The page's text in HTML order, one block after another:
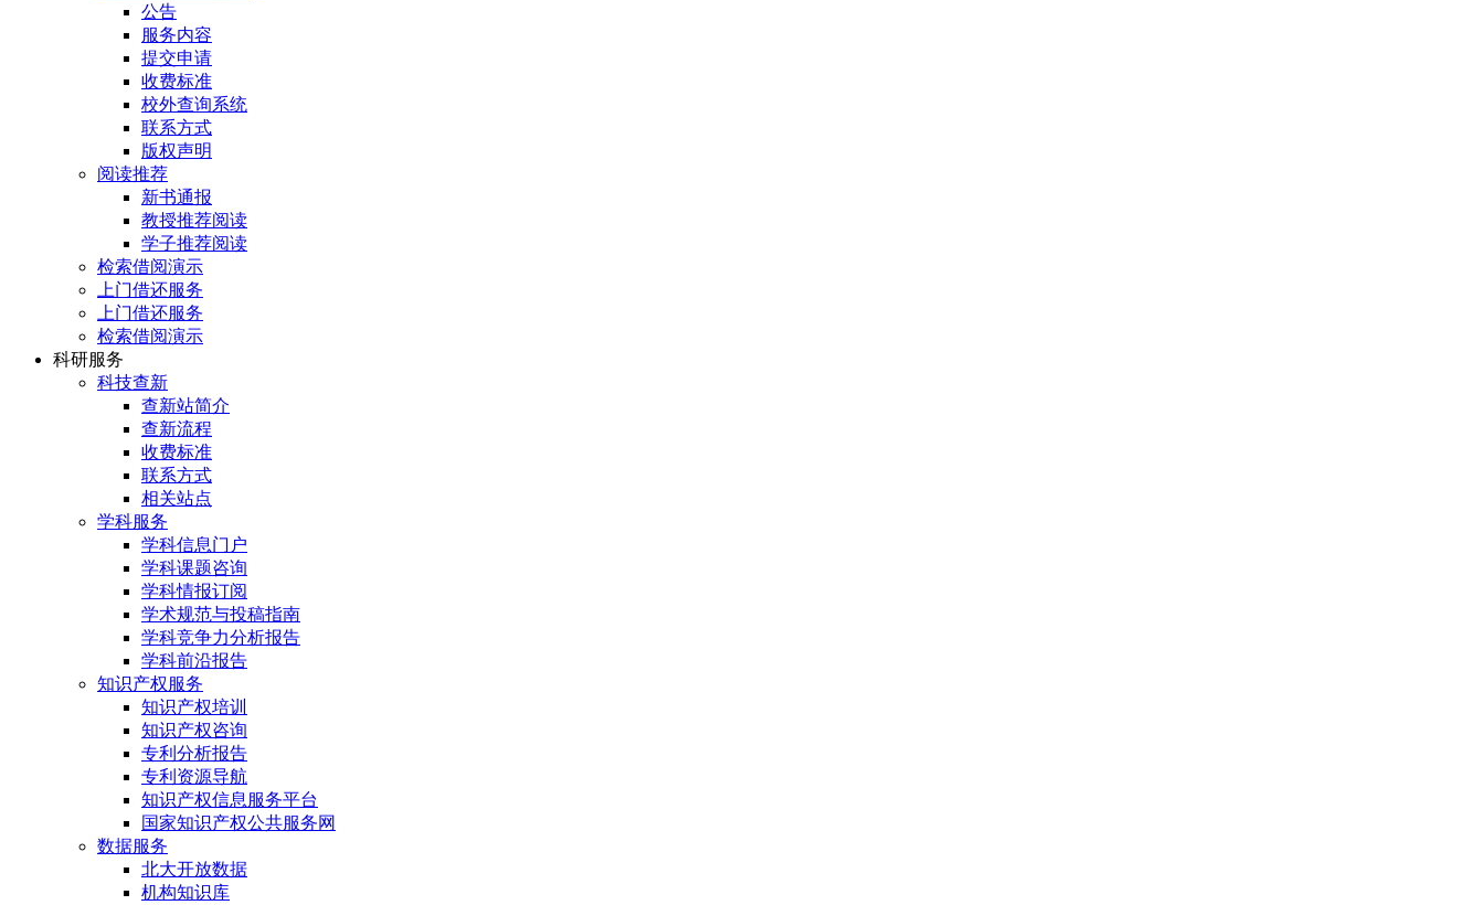
公告
服务内容
提交申请
收费标准
校外查询系统
联系方式
版权声明
阅读推荐
新书通报
教授推荐阅读
学子推荐阅读
检索借阅演示
上门借还服务
上门借还服务
检索借阅演示
科研服务
科技查新
查新站简介
查新流程
收费标准
联系方式
相关站点
学科服务
学科信息门户
学科课题咨询
学科情报订阅
学术规范与投稿指南
学科竞争力分析报告
学科前沿报告
知识产权服务
知识产权培训
知识产权咨询
专利分析报告
专利资源导航
知识产权信息服务平台
国家知识产权公共服务网
数据服务
北大开放数据
机构知识库